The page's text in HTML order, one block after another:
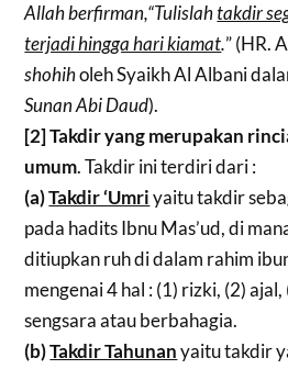
Allah berfirman,“Tulislahtakdir
terjadi hingga hari kiamat.” (HR.
shohiholeh Syaikh Al Albani
Sunan Abi Daud).
[2] Takdir yang merupakan
umum. Takdir ini terdiri dari :
(a)Takdir ‘Umriyaitu takdir
pada hadits Ibnu Mas’ud, di
ditiupkan ruh di dalam rahim
mengenai 4 hal : (1) rizki, (2) ajal,
sengsara atau berbahagia.
(b)Takdir Tahunanyaitu takdir